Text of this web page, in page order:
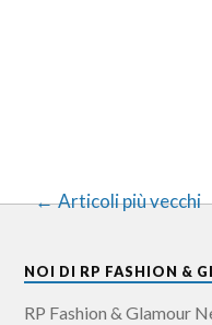
Articoli più vecchi
NOI DI RP FASHION &
RP Fashion & Glamour